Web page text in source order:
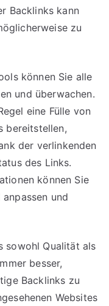
Backlinks kann
zu
können Sie alle
und überwachen.
eine Fülle von
bereitstellen,
der verlinkenden
des Links.
können Sie
und
sowohl Qualität als
besser,
Backlinks zu
Websites